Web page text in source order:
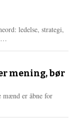
ledelse, strategi,
e mening, bør
mænd er åbne for